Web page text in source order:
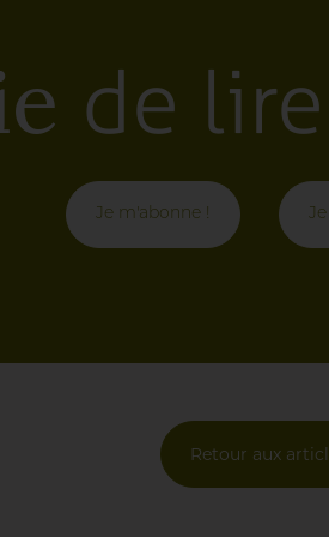
de
Je m'abonne !
Retour aux